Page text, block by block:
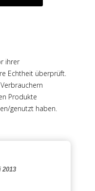
ihrer
Echtheit überprüft.
Produkte
genutzt haben.